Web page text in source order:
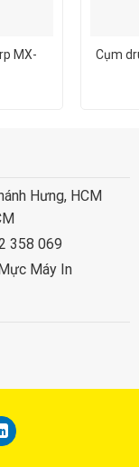
MX-
Cụm
Hưng, HCM
358 069
Máy In